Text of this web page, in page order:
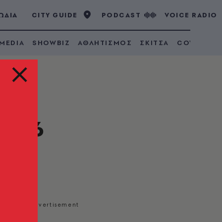
CITY GUIDE PODCAST VOICE RADIO
SHOWBIZ ΑΘΛΗΤΙΣΜΟΣ ΣΚΙΤΣΑ COVID 19
7,6